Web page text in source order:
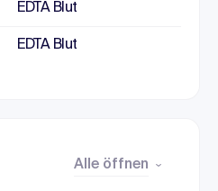
EDTA Blut
EDTA Blut
Alle öffnen